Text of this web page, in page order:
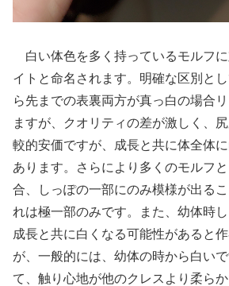
白い体色を多く持っているモルフ
イトと命名されます。明確な区別と
ら先までの表裏両方が真っ白の場合
ますが、クオリティの差が激しく、
較的安価ですが、成長と共に体全体
あります。さらにより多くのモルフ
合、しっぽの一部にのみ模様が出る
れは極一部のみです。また、幼体時
成長と共に白くなる可能性があると
が、一般的には、幼体の時から白い
て、触り心地が他のクレスより柔ら